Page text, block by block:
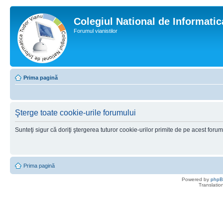
Colegiul National de
Forumul vianistilor
Prima pagină
Şterge toate cookie-urile forumului
Sunteţi sigur că doriţi ştergerea tuturor cookie-urilor primite de pe acest
Prima pagină
Powered by